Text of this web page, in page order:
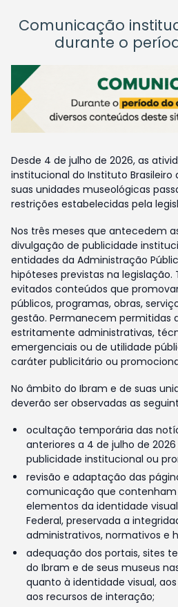
Comunicação
durante o
Desde 4 de julho de 2026, as
institucional do Instituto Brasileiro
suas unidades museológicas
restrições estabelecidas pela
Nos três meses que antecedem
divulgação de publicidade
entidades da Administração
hipóteses previstas na
evitados conteúdos que
públicos, programas, obras,
gestão. Permanecem permitidas
estritamente administrativas,
emergenciais ou de utilidade
caráter publicitário ou
No âmbito do Ibram e de suas
deverão ser observadas as
ocultação temporária das
anteriores a 4 de julho de
publicidade institucional ou
revisão e adaptação das
comunicação que contenham
elementos da identidade
Federal, preservada a
administrativos, normativos e
adequação dos portais, sites
do Ibram e de seus museus
quanto à identidade visual,
aos recursos de interação;